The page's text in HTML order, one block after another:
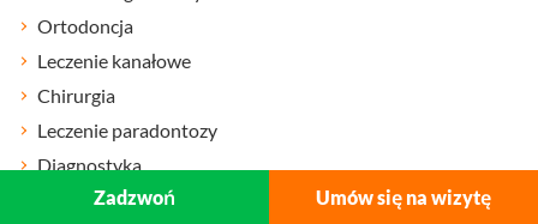
Ortodoncja
Leczenie kanałowe
Chirurgia
Leczenie paradontozy
Diagnostyka
Profilaktyka
Zadzwoń Umów się na wizytę